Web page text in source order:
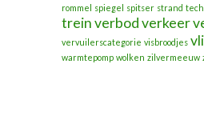
rommel spiegel spitser strand
treinverbodverkeer
vervuilerscategorie visbroodjes
warmtepomp wolken zilvermeeuw